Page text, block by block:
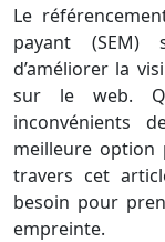
Le
payant (SEM)
d’améliorer la
sur le web.
inconvénients
meilleure option
travers cet
besoin pour
empreinte.